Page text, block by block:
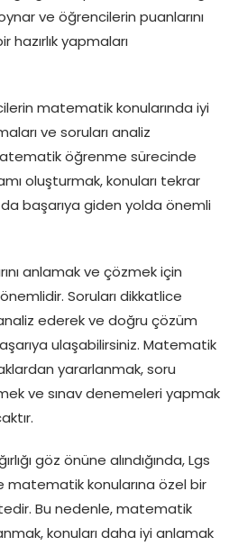
ve öğrencilerin puanlarını
yapmaları
matematik konularında iyi
ve soruları analiz
öğrenme sürecinde
oluşturmak, konuları tekrar
başarıya giden yolda önemli
anlamak ve çözmek için
Soruları dikkatlice
ederek ve doğru çözüm
ulaşabilirsiniz. Matematik
yararlanmak, soru
ve sınav denemeleri yapmak
göz önüne alındığında, Lgs
matematik konularına özel bir
Bu nedenle, matematik
konuları daha iyi anlamak